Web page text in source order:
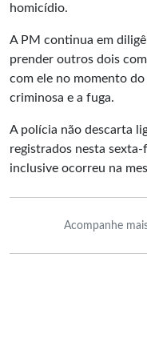
homicídio.
A PM continua em
prender outros dois
com ele no momento
criminosa e a fuga.
A polícia não descarta
registrados nesta sexta-
inclusive ocorreu na
Acompanhe